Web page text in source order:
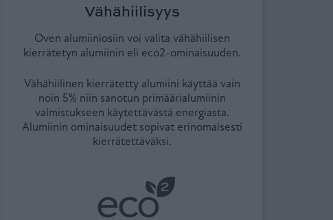
Vähähiilisyys
Oven alumiiniosiin voi valita vähähiilisen
kierrätetyn alumiinin eli eco2-ominaisuuden.
Vähähiilinen kierrätetty alumiini käyttää vain
noin 5% niin sanotun primäärialumiinin
valmistukseen käytettävästä energiasta.
Alumiinin ominaisuudet sopivat erinomaisesti
kierrätettäväksi.